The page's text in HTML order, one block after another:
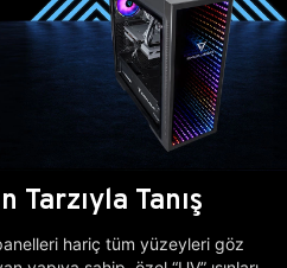
Tarzıyla Tanış
hariç tüm yüzeyleri göz